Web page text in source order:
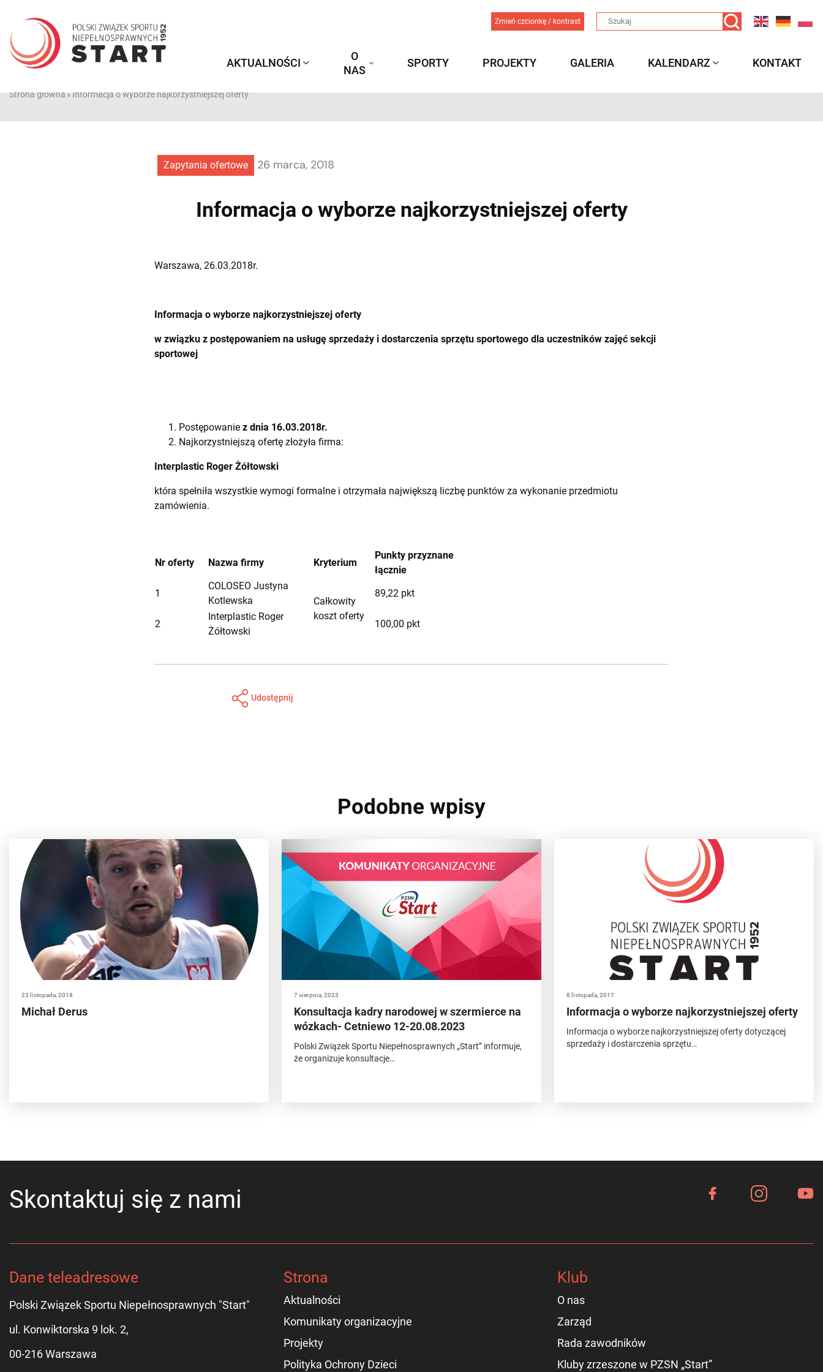
treści
Zmień czcionkę / kontrast
AKTUALNOŚCI
O
NAS
SPORTY PROJEKTY GALERIA KALENDARZ KONTAKT
Strona główna»Informacja o wyborze najkorzystniejszej oferty
Zapytania ofertowe 26 marca, 2018
Informacja o wyborze najkorzystniejszej oferty
Warszawa, 26.03.2018r.
Informacja o wyborze najkorzystniejszej oferty
w związku z postępowaniem na usługę sprzedaży i dostarczenia sprzętu sportowego dla uczestników zajęć sekcji
sportowej
Postępowanie z dnia 16.03.2018r.
Najkorzystniejszą ofertę złożyła firma:
Interplastic Roger Żółtowski
która spełniła wszystkie wymogi formalne i otrzymała największą liczbę punktów za wykonanie przedmiotu
zamówienia.
Nr oferty Nazwa firmy Kryterium
Punkty przyznane
łącznie
1
COLOSEO Justyna
Kotlewska
Całkowity
koszt oferty
89,22 pkt
2
Interplastic Roger
Żółtowski
100,00 pkt
Udostępnij
Podobne wpisy
23 listopada, 2018
Michał Derus
7 sierpnia, 2023
Konsultacja kadry narodowej w szermierce na
wózkach- Cetniewo 12-20.08.2023
Polski Związek Sportu Niepełnosprawnych „Start” informuje,
że organizuje konsultacje…
8 listopada, 2017
Informacja o wyborze najkorzystniejszej oferty
Informacja o wyborze najkorzystniejszej oferty dotyczącej
sprzedaży i dostarczenia sprzętu…
Skontaktuj się z nami
Dane teleadresowe
Polski Związek Sportu Niepełnosprawnych "Start"
ul. Konwiktorska 9 lok. 2,
00-216 Warszawa
Strona
Aktualności
Komunikaty organizacyjne
Projekty
Polityka Ochrony Dzieci
Klub
O nas
Zarząd
Rada zawodników
Kluby zrzeszone w PZSN „Start”